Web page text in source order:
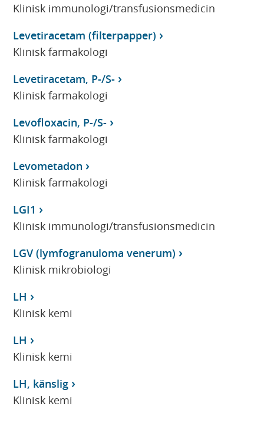
Klinisk immunologi/transfusionsmedicin
Levetiracetam (filterpapper)
Klinisk farmakologi
Levetiracetam, P-/S-
Klinisk farmakologi
Levofloxacin, P-/S-
Klinisk farmakologi
Levometadon
Klinisk farmakologi
LGI1
Klinisk immunologi/transfusionsmedicin
LGV (lymfogranuloma venerum)
Klinisk mikrobiologi
LH
Klinisk kemi
LH
Klinisk kemi
LH, känslig
Klinisk kemi